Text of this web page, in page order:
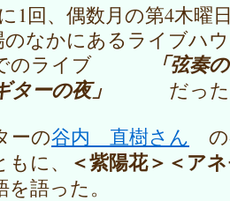
1回、偶数月の第4木曜
のなかにあるライブ
のライブ
「弦奏
ーの夜」
だっ
ーの谷内 直樹さん の
に、 ＜紫陽花＞＜ア
語った。